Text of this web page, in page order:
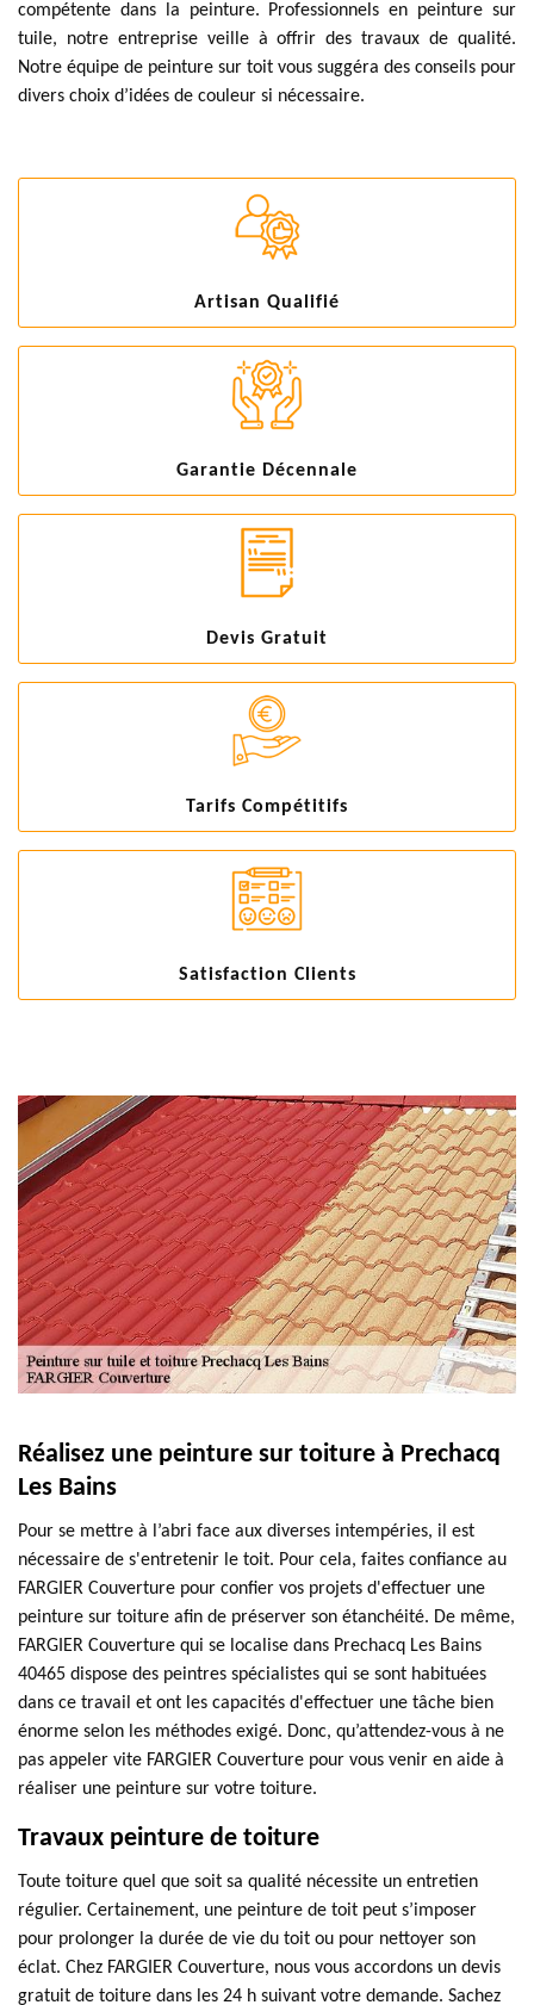
compétente dans la peinture. Professionnels en peinture sur
tuile, notre entreprise veille à offrir des travaux de qualité.
Notre équipe de peinture sur toit vous suggéra des conseils pour
divers choix d’idées de couleur si nécessaire.
Artisan Qualifié
Garantie Décennale
Devis Gratuit
Tarifs Compétitifs
Satisfaction Clients
Réalisez une peinture sur toiture à Prechacq
Les Bains
Pour se mettre à l’abri face aux diverses intempéries, il est
nécessaire de s'entretenir le toit. Pour cela, faites confiance au
FARGIER Couverture pour confier vos projets d'effectuer une
peinture sur toiture afin de préserver son étanchéité. De même,
FARGIER Couverture qui se localise dans Prechacq Les Bains
40465 dispose des peintres spécialistes qui se sont habituées
dans ce travail et ont les capacités d'effectuer une tâche bien
énorme selon les méthodes exigé. Donc, qu’attendez-vous à ne
pas appeler vite FARGIER Couverture pour vous venir en aide à
réaliser une peinture sur votre toiture.
Travaux peinture de toiture
Toute toiture quel que soit sa qualité nécessite un entretien
régulier. Certainement, une peinture de toit peut s’imposer
pour prolonger la durée de vie du toit ou pour nettoyer son
éclat. Chez FARGIER Couverture, nous vous accordons un devis
gratuit de toiture dans les 24 h suivant votre demande. Sachez